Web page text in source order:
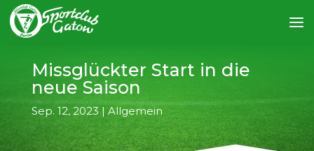
Missglückter Start in die
neue Saison
Sep. 12, 2023|Allgemein